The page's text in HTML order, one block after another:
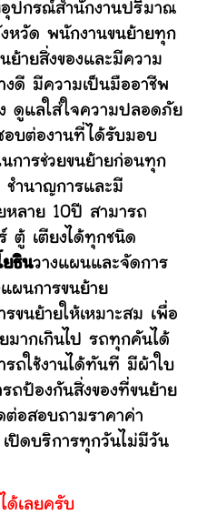
ปกรณ์สำนักงานปริมาณ
หวัด พนักงานขนย้ายทุก
ย้ายสิ่งของและมีความ
งดี มีความเป็นมืออาชีพ
ดูแลใส่ใจความปลอดภัย
อบต่องานที่ได้รับมอบ
การช่วยขนย้ายก่อนทุก
ชำนาญการและมี
หลาย 10ปี สามารถ
ตู้ เตียงได้ทุกชนิด
ยธินวางแผนและจัดการ
แผนการขนย้าย
รขนย้ายให้เหมาะสม เพื่อ
ยมากเกินไป รถทุกคันได้
ถใช้งานได้ทันที มีผ้าใบ
ป้องกันสิ่งของที่ขนย้าย
อสอบถามราคาค่า
ปิดบริการทุกวันไม่มีวัน
ด้เลยครับ